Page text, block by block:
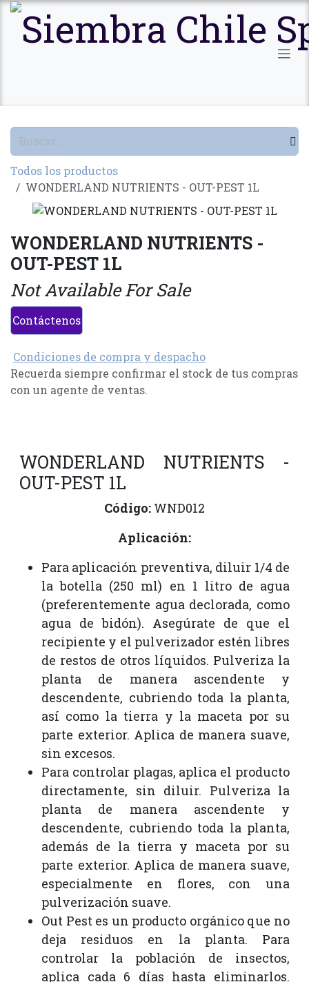
Ir al contenido
Todos los productos
WONDERLAND NUTRIENTS - OUT-PEST 1L
WONDERLAND NUTRIENTS -
OUT-PEST 1L
Not Available For Sale
Contáctenos
Condiciones de compra y despacho
Recuerda siempre confirmar el stock de tus compras
con un agente de ventas.
WONDERLAND NUTRIENTS -
OUT-PEST 1L
Código: WND012
Aplicación:
Para aplicación preventiva, diluir 1/4 de
la botella (250 ml) en 1 litro de agua
(preferentemente agua declorada, como
agua de bidón). Asegúrate de que el
recipiente y el pulverizador estén libres
de restos de otros líquidos. Pulveriza la
planta de manera ascendente y
descendente, cubriendo toda la planta,
así como la tierra y la maceta por su
parte exterior. Aplica de manera suave,
sin excesos.
Para controlar plagas, aplica el producto
directamente, sin diluir. Pulveriza la
planta de manera ascendente y
descendente, cubriendo toda la planta,
además de la tierra y maceta por su
parte exterior. Aplica de manera suave,
especialmente en flores, con una
pulverización suave.
Out Pest es un producto orgánico que no
deja residuos en la planta. Para
controlar la población de insectos,
aplica cada 6 días hasta eliminarlos.